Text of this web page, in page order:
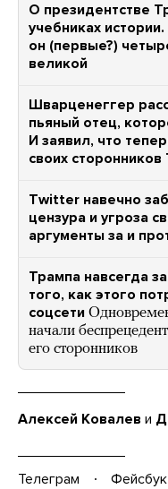
О президентстве
учебниках
он (первые?)
великой
Шварценеггер
пьяный отец,
И заявил, что
своих
Twitter навечно
цензура и угроза
аргументы за и
Трампа навсегда
того, как этого
соцсети
начали
его сторонников
Алексей Ковалев и
Телеграм Фейсбук